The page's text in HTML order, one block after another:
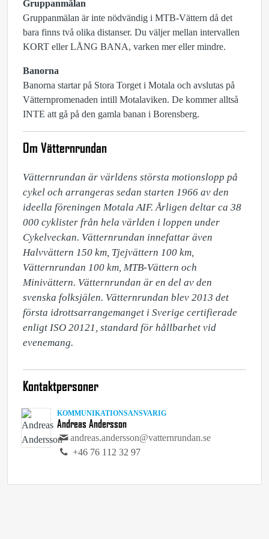
Gruppanmälan
Gruppanmälan är inte nödvändig i MTB-Vättern då det
bara finns två olika distanser. Du väljer mellan intervallen
KORT eller LÅNG BANA, varken mer eller mindre.
Banorna
Banorna startar på Stora Torget i Motala och avslutas på
Vätternpromenaden intill Motalaviken. De kommer alltså
INTE att gå på den gamla banan i Borensberg.
Om Vätternrundan
Vätternrundan är världens största motionslopp på
cykel och arrangeras sedan starten 1966 av den
ideella föreningen Motala AIF. Årligen deltar ca 38
000 cyklister från hela världen i loppen under
Cykelveckan. Vätternrundan innefattar även
Halvvättern 150 km, Tjejvättern 100 km,
Vätternrundan 100 km, MTB-Vättern och
Minivättern. Vätternrundan är en del av den
svenska folksjälen. Vätternrundan blev 2013 det
första idrottsarrangemanget i Sverige certifierade
enligt ISO 20121, standard för hållbarhet vid
evenemang.
Kontaktpersoner
KOMMUNIKATIONSANSVARIG
Andreas Andersson
andreas.andersson@vatternrundan.se
+46 76 112 32 97